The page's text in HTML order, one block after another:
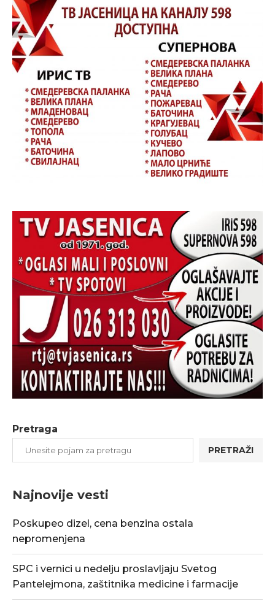
Pretraga
PRETRAŽI
Najnovije vesti
Poskupeo dizel, cena benzina ostala
nepromenjena
SPC i vernici u nedelju proslavljaju Svetog
Pantelejmona, zaštitnika medicine i farmacije